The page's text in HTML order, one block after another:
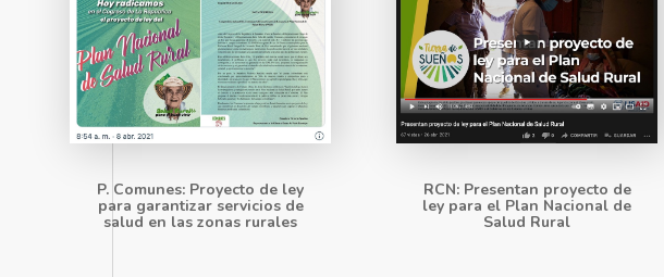
P. Comunes: Proyecto de ley
para garantizar servicios de
salud en las zonas rurales
RCN: Presentan proyecto de
ley para el Plan Nacional de
Salud Rural